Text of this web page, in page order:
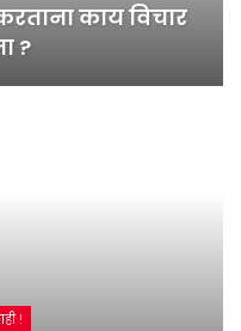
काय विचार
?
!